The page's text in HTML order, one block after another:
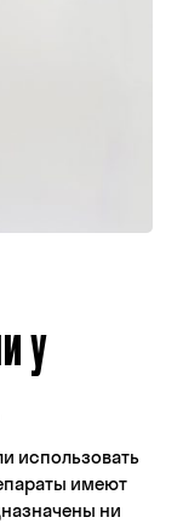
у
использовать
имеют
ни